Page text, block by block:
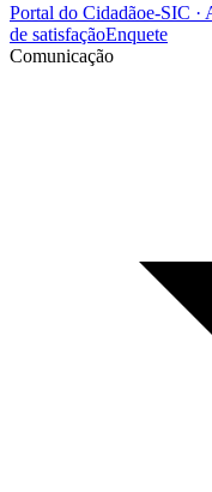
Portal do Cidadãoe-SIC ·
de satisfaçãoEnquete
Comunicação